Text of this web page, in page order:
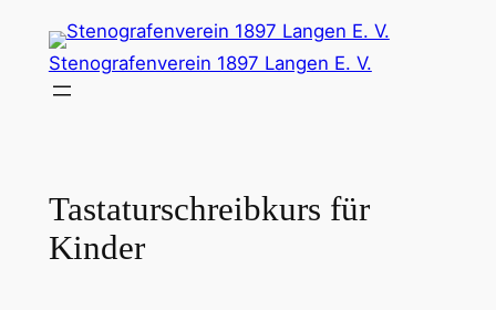
Inhalt
springen
Stenografenverein 1897 Langen E. V.
Tastaturschreibkurs für
Kinder